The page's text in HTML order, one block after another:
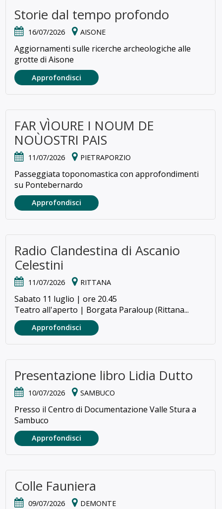
Storie dal tempo profondo
16/07/2026 AISONE
Aggiornamenti sulle ricerche archeologiche alle
grotte di Aisone
Approfondisci
FAR VÌOURE I NOUM DE
NOÙOSTRI PAIS
11/07/2026 PIETRAPORZIO
Passeggiata toponomastica con approfondimenti
su Pontebernardo
Approfondisci
Radio Clandestina di Ascanio
Celestini
11/07/2026 RITTANA
Sabato 11 luglio | ore 20.45
Teatro all'aperto | Borgata Paraloup (Rittana...
Approfondisci
Presentazione libro Lidia Dutto
10/07/2026 SAMBUCO
Presso il Centro di Documentazione Valle Stura a
Sambuco
Approfondisci
Colle Fauniera
09/07/2026 DEMONTE